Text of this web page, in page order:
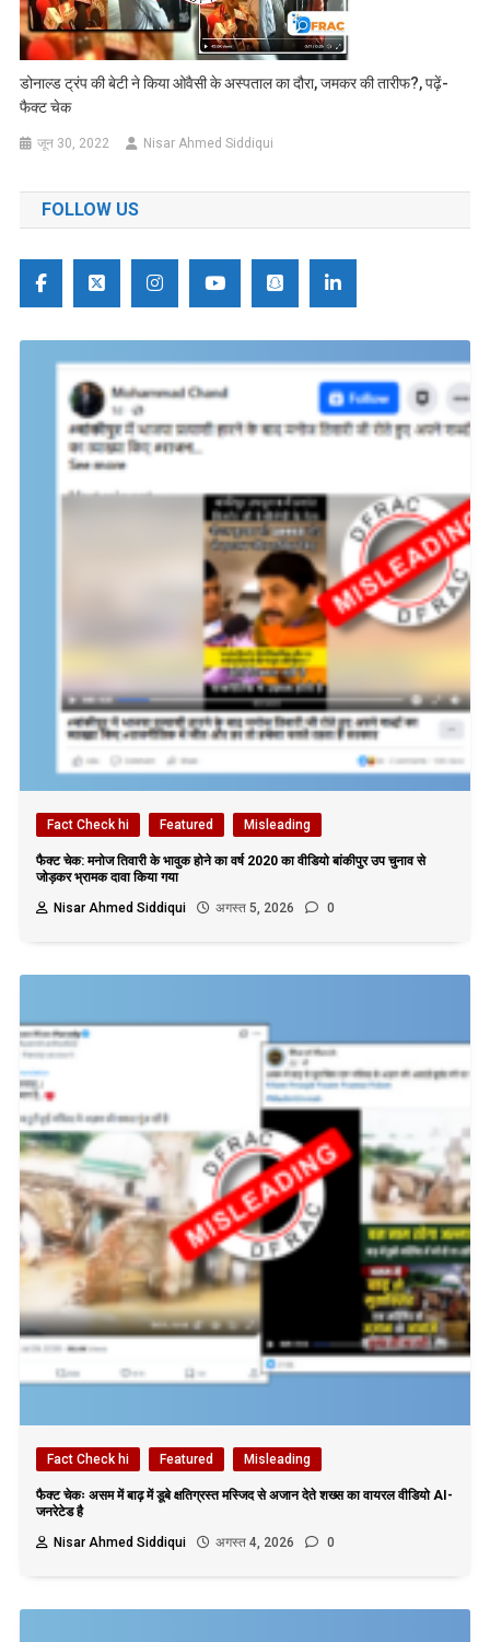
डोनाल्ड ट्रंप की बेटी ने किया ओवैसी के अस्पताल का दौरा, जमकर की तारीफ?, पढ़ें-
फैक्ट चेक
जून 30, 2022 Nisar Ahmed Siddiqui
FOLLOW US
Fact Check hi Featured Misleading
फैक्ट चेक: मनोज तिवारी के भावुक होने का वर्ष 2020 का वीडियो बांकीपुर उप चुनाव से
जोड़कर भ्रामक दावा किया गया
Nisar Ahmed Siddiqui
अगस्त 5, 2026 0
Fact Check hi Featured Misleading
फैक्ट चेकः असम में बाढ़ में डूबे क्षतिग्रस्त मस्जिद से अजान देते शख्स का वायरल वीडियो AI-
जनरेटेड है
Nisar Ahmed Siddiqui
अगस्त 4, 2026 0